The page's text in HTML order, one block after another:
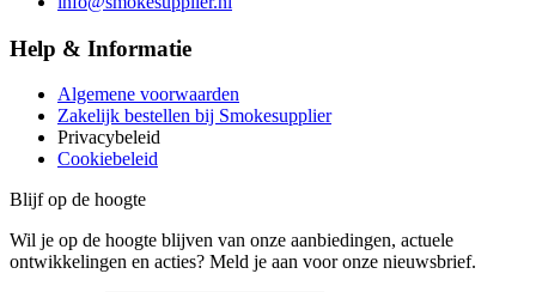
Help & Informatie
Algemene voorwaarden
Zakelijk bestellen bij Smokesupplier
Privacybeleid
Cookiebeleid
Blijf op de hoogte
Wil je op de hoogte blijven van onze aanbiedingen, actuele
ontwikkelingen en acties? Meld je aan voor onze nieuwsbrief.